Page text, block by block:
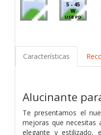
5 - 45
W
USB PD
Características
Alucinante
Te presentamos el
mejoras que necesitas
elegante y estilizado,